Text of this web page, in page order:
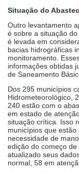
Situação do
Outro levantamento
é sobre a situação
é levada em
bacias hidrográficas
monitoramento.
informações obtidas
de Saneamento
Dos 295 municípios
Hidrometeorológico,
240 estão com o
em estado de
situação crítica. Isso
municípios que
necessidade de
edição do começo
atualizado seus
normal, 58 em